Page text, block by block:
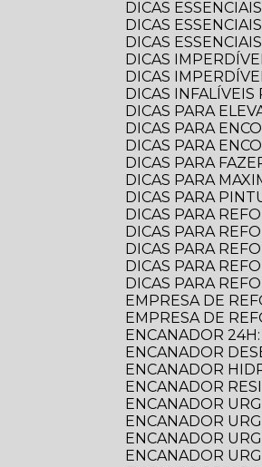
DICAS
DICAS
DICAS
DICAS
DICAS
DICAS
DICAS PARA
DICAS PARA
DICAS PARA
DICAS PARA
DICAS PARA
DICAS PARA
DICAS PARA
DICAS PARA
DICAS PARA
DICAS PARA
DICAS PARA
EMPRESA DE
EMPRESA DE
ENCANADOR
ENCANADOR
ENCANADOR
ENCANADOR
ENCANADOR
ENCANADOR
ENCANADOR
ENCANADOR